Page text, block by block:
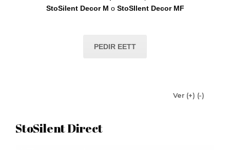
StoSilent Decor M o StoSIlent Decor MF
PEDIR EETT
Ver (+) (-)
StoSilent Direct